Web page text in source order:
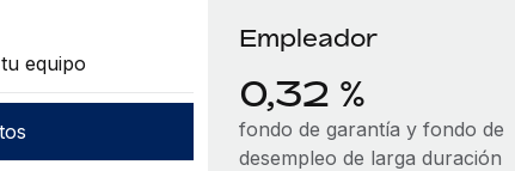
equipo
Empleador
0,32 %
fondo de garantía y fondo de
desempleo de larga duración